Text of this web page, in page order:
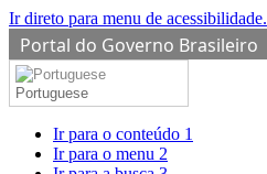
Ir direto para menu de acessibilidade.
Portal do Governo Brasileiro
Portuguese
Ir para o conteúdo 1
Ir para o menu 2